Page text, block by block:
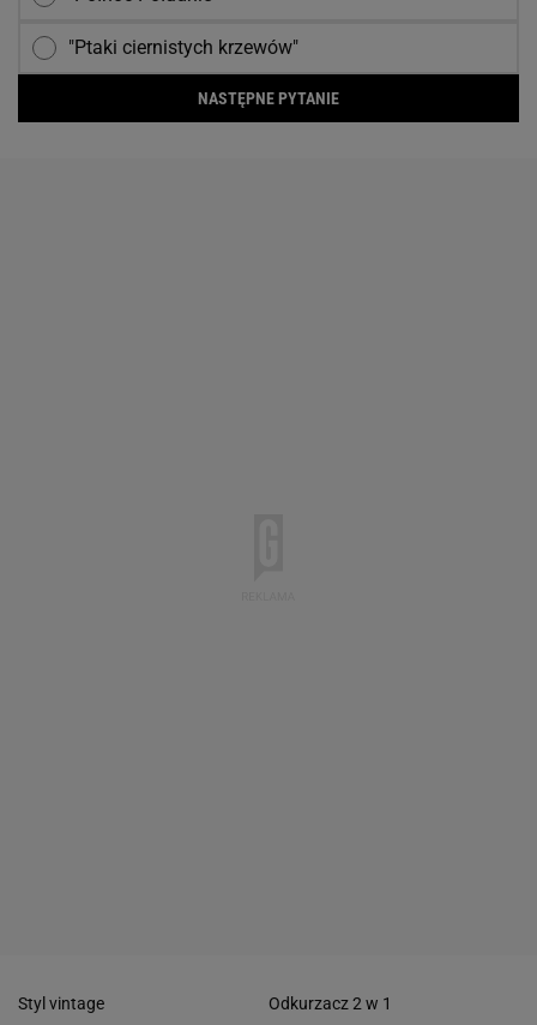
"Ptaki ciernistych krzewów"
NASTĘPNE PYTANIE
Styl vintage Odkurzacz 2 w 1